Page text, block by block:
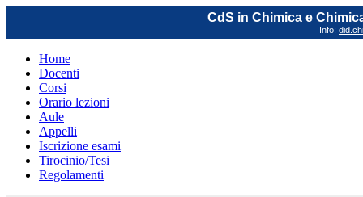
CdS in Chimica e
Info:
Home
Docenti
Corsi
Orario lezioni
Aule
Appelli
Iscrizione esami
Tirocinio/Tesi
Regolamenti